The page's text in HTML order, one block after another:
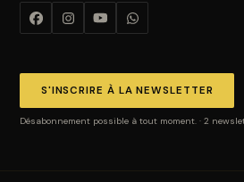
S'INSCRIRE À LA NEWSLETTER
Désabonnement possible à tout moment. · 2